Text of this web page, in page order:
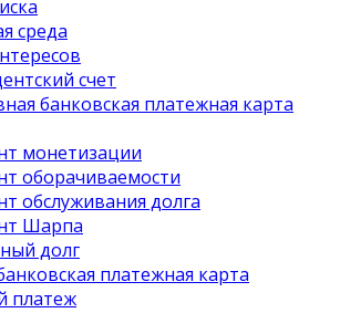
среда
счет
банковская платежная карта
монетизации
оборачиваемости
обслуживания долга
Шарпа
долг
платежная карта
платеж